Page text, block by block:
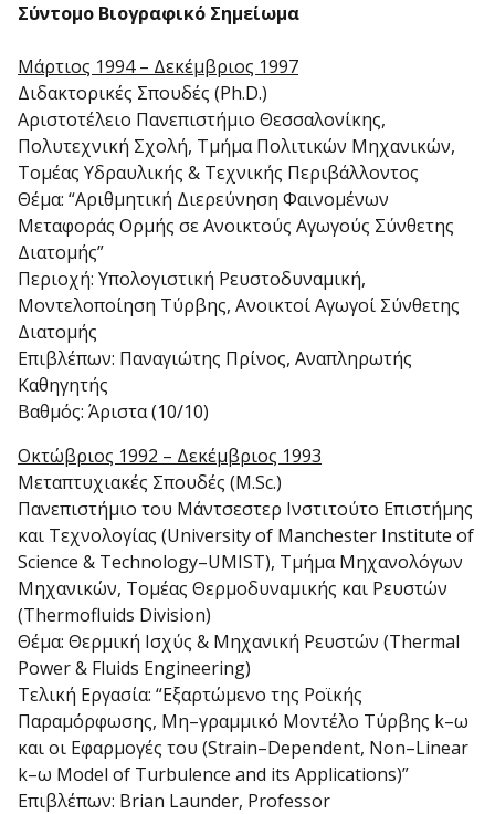
Σύντομο Βιογραφικό Σημείωμα
Μάρτιος 1994 – Δεκέμβριος 1997
Διδακτορικές Σπουδές (Ph.D.)
Αριστοτέλειο Πανεπιστήμιο Θεσσαλονίκης,
Πολυτεχνική Σχολή, Τμήμα Πολιτικών Μηχανικών,
Τομέας Υδραυλικής & Τεχνικής Περιβάλλοντος
Θέμα: “Αριθμητική Διερεύνηση Φαινομένων
Μεταφοράς Ορμής σε Ανοικτούς Αγωγούς Σύνθετης
Διατομής”
Περιοχή: Υπολογιστική Ρευστοδυναμική,
Μοντελοποίηση Τύρβης, Ανοικτοί Αγωγοί Σύνθετης
Διατομής
Επιβλέπων: Παναγιώτης Πρίνος, Αναπληρωτής
Καθηγητής
Βαθμός: Άριστα (10/10)
Οκτώβριος 1992 – Δεκέμβριος 1993
Μεταπτυχιακές Σπουδές (M.Sc.)
Πανεπιστήμιο του Μάντσεστερ Ινστιτούτο Επιστήμης
και Τεχνολογίας (University of Manchester Institute of
Science & Technology–UMIST), Τμήμα Μηχανολόγων
Μηχανικών, Τομέας Θερμoδυναμικής και Ρευστών
(Thermofluids Division)
Θέμα: Θερμική Ισχύς & Μηχανική Ρευστών (Thermal
Power & Fluids Engineering)
Τελική Εργασία: “Εξαρτώμενο της Ροϊκής
Παραμόρφωσης, Μη–γραμμικό Μοντέλο Τύρβης k–ω
και οι Εφαρμογές του (Strain–Dependent, Non–Linear
k–ω Model of Turbulence and its Applications)”
Επιβλέπων: Brian Launder, Professor